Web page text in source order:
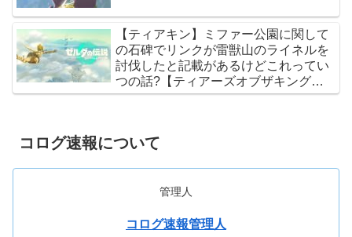
【ティアキン】ミファー公園に関して
の石碑でリンクが雷獣山のライネルを
討伐したと記載があるけどこれってい
つの話?【ティアーズオブザキングダ
ム】
コログ速報について
管理人
コログ速報管理人